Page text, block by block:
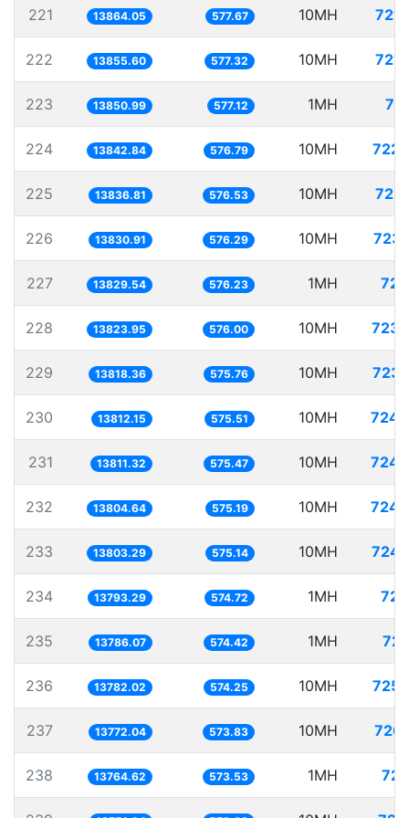
221 13864.05 577.67 10MH
222 13855.60 577.32 10MH
223 13850.99 577.12 1MH
224 13842.84 576.79 10MH
225 13836.81 576.53 10MH
226 13830.91 576.29 10MH
227 13829.54 576.23 1MH
228 13823.95 576.00 10MH
229 13818.36 575.76 10MH
230 13812.15 575.51 10MH
231 13811.32 575.47 10MH
232 13804.64 575.19 10MH
233 13803.29 575.14 10MH
234 13793.29 574.72 1MH
235 13786.07 574.42 1MH
236 13782.02 574.25 10MH
237 13772.04 573.83 10MH
238 13764.62 573.53 1MH